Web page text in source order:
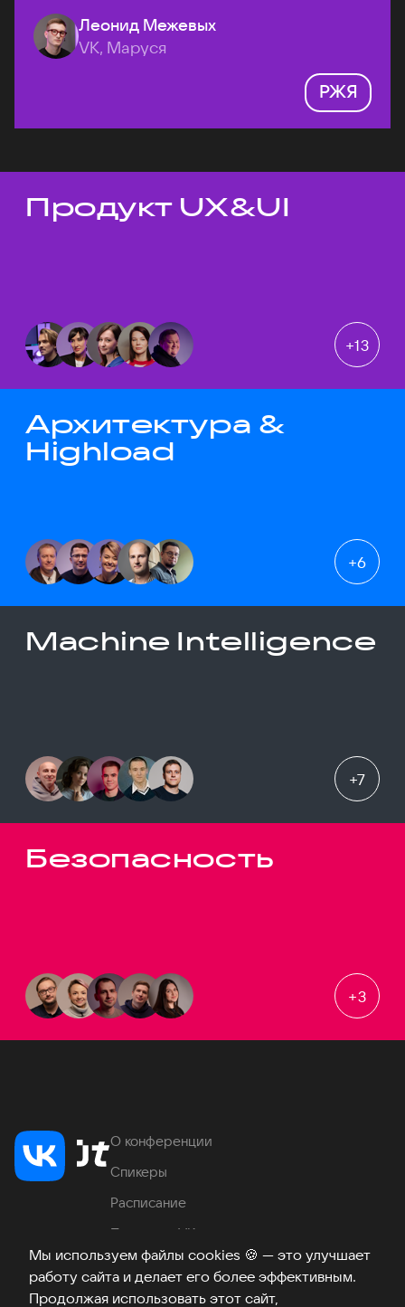
Мы используем файлы cookies 🍪 — это улучшает
работу сайта и делает его более эффективным.
Продолжая использовать этот сайт,
Леонид Межевых
VK, Маруся
РЖЯ
Темы докладов
Продукт UX&UI
+13
Архитектура &
Highload
+6
Machine Intelligence
+7
Безопасность
+3
О конференции
Спикеры
Расписание
Продукты VK
Место проведения
Часто задаваемые вопросы